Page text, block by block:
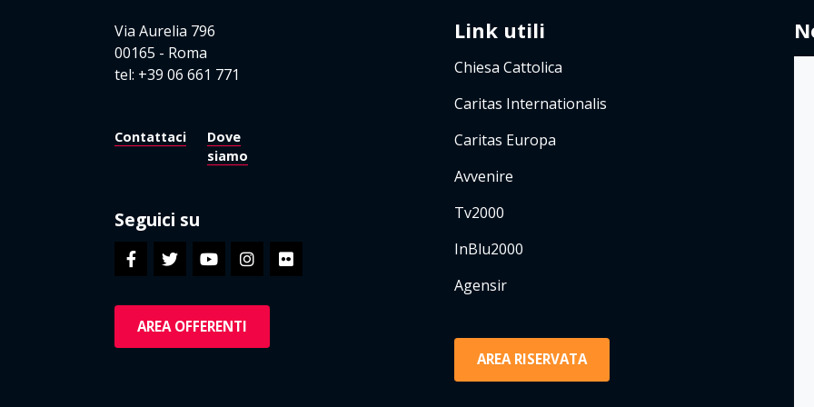
Via Aurelia 796
00165 - Roma
tel: +39 06 661 771
Contattaci
Dove
siamo
Seguici su
AREA OFFERENTI
Link utili
Chiesa Cattolica
Caritas Internationalis
Caritas Europa
Avvenire
Tv2000
InBlu2000
Agensir
AREA RISERVATA